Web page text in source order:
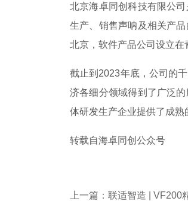
北京海卓同创科技有限公
生产、销售声呐及相关产
北京，软件产品公司设立
截止到2023年底，公司的
济各细分领域得到了广泛
体研发生产企业提供了成熟
转载自海卓同创公众号
上一篇：联适智造 | VF200